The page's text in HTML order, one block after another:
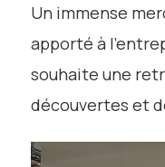
Un immense
apporté à
souhaite une
découvertes et